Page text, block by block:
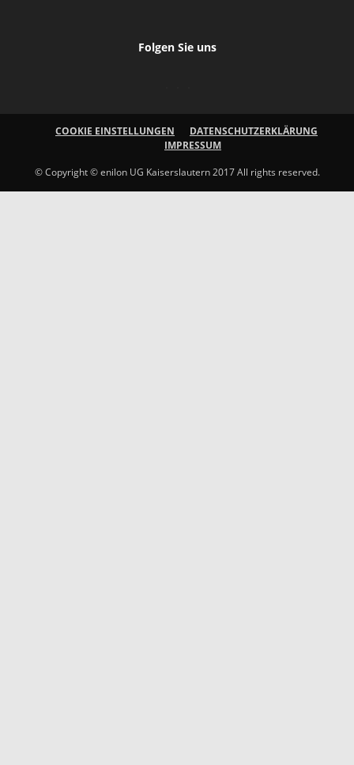
Folgen Sie uns
COOKIE EINSTELLUNGEN
DATENSCHUTZERKLÄRUNG
IMPRESSUM
© Copyright © enilon UG Kaiserslautern 2017 All rights reserved.